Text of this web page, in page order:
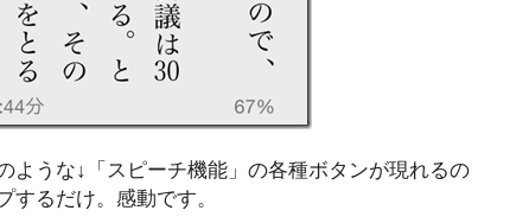
ような↓「スピーチ機能」の各種ボタンが現れるの
するだけ。感動です。